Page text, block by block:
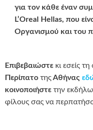
για τον κάθε έναν
L’Oreal Hellas, που
Οργανισμού και του
Επιβεβαιώστε κι εσείς
Περίπατο τηςΑθήνας
κοινοποιήστε την
φίλους σας να